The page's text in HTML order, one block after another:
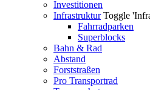
Investitionen
Infrastruktur Toggle
Fahrradparken
Superblocks
Bahn & Rad
Abstand
Forststraßen
Pro Transportrad